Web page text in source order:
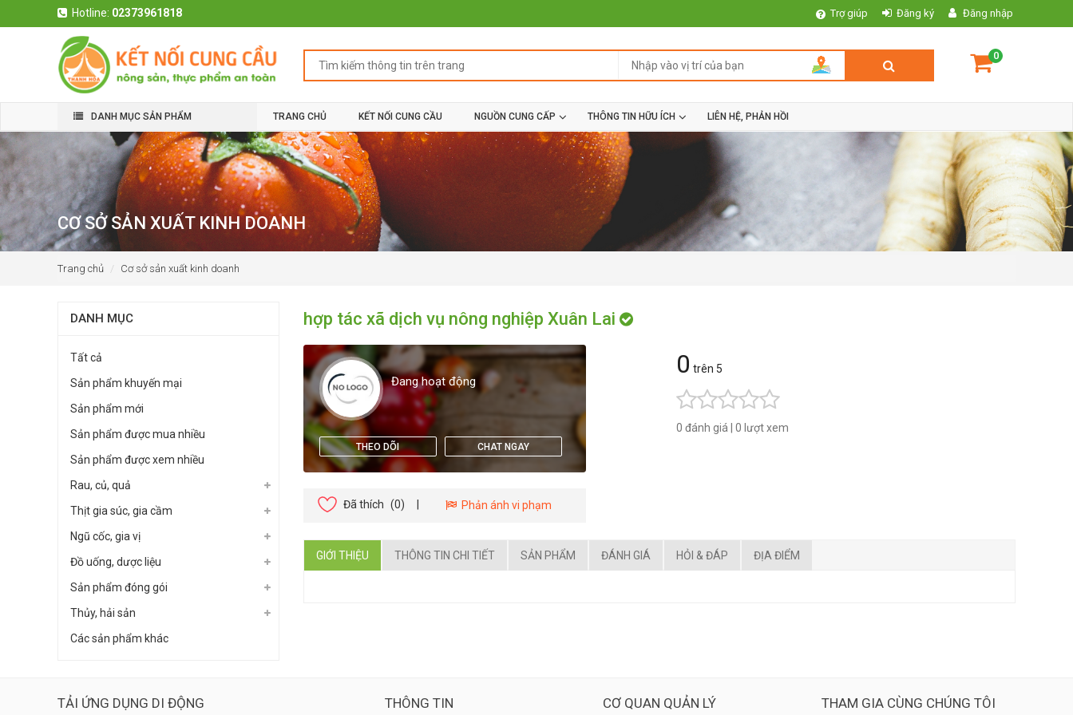
Hotline: 02373961818 Trợ giúp Đăng ký Đăng nhập
0
DANH MỤC SẢN PHẨM TRANG CHỦ KẾT NỐI CUNG CẦU NGUỒN CUNG CẤP THÔNG TIN HỮU ÍCH LIÊN HỆ, PHẢN HỒI
CƠ SỞ SẢN XUẤT KINH DOANH
Trang chủ Cơ sở sản xuất kinh doanh
DANH MỤC
Tất cả
Sản phẩm khuyến mại
Sản phẩm mới
Sản phẩm được mua nhiều
Sản phẩm được xem nhiều
Rau, củ, quả
Thịt gia súc, gia cầm
Ngũ cốc, gia vị
Đồ uống, dược liệu
Sản phẩm đóng gói
Thủy, hải sản
Các sản phẩm khác
hợp tác xã dịch vụ nông nghiệp Xuân Lai
Đang hoạt động
THEO DÕI CHAT NGAY
Đã thích (0) Phản ánh vi phạm
0 trên 5
0 đánh giá 0 lượt xem
GIỚI THIỆU THÔNG TIN CHI TIẾT SẢN PHẨM ĐÁNH GIÁ HỎI & ĐÁP ĐỊA ĐIỂM
TẢI ỨNG DỤNG DI ĐỘNG THÔNG TIN CƠ QUAN QUẢN LÝ THAM GIA CÙNG CHÚNG TÔI